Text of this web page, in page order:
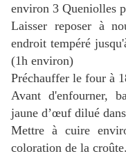
environ 3 Queniolles
Laisser reposer à
endroit tempéré
(1h environ)
Préchauffer le four à
Avant d'enfourner,
jaune d’œuf dilué
Mettre à cuire
coloration de la croûte.